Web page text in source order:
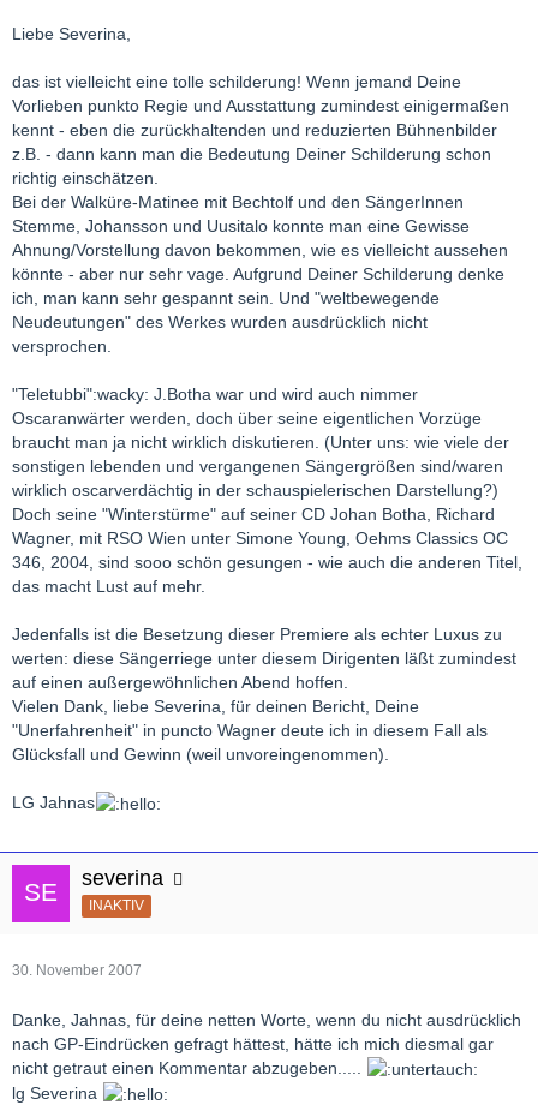
Liebe Severina,
das ist vielleicht eine tolle schilderung! Wenn jemand Deine
Vorlieben punkto Regie und Ausstattung zumindest einigermaßen
kennt - eben die zurückhaltenden und reduzierten Bühnenbilder
z.B. - dann kann man die Bedeutung Deiner Schilderung schon
richtig einschätzen.
Bei der Walküre-Matinee mit Bechtolf und den SängerInnen
Stemme, Johansson und Uusitalo konnte man eine Gewisse
Ahnung/Vorstellung davon bekommen, wie es vielleicht aussehen
könnte - aber nur sehr vage. Aufgrund Deiner Schilderung denke
ich, man kann sehr gespannt sein. Und "weltbewegende
Neudeutungen" des Werkes wurden ausdrücklich nicht
versprochen.
"Teletubbi":wacky: J.Botha war und wird auch nimmer
Oscaranwärter werden, doch über seine eigentlichen Vorzüge
braucht man ja nicht wirklich diskutieren. (Unter uns: wie viele der
sonstigen lebenden und vergangenen Sängergrößen sind/waren
wirklich oscarverdächtig in der schauspielerischen Darstellung?)
Doch seine "Winterstürme" auf seiner CD Johan Botha, Richard
Wagner, mit RSO Wien unter Simone Young, Oehms Classics OC
346, 2004, sind sooo schön gesungen - wie auch die anderen Titel,
das macht Lust auf mehr.
Jedenfalls ist die Besetzung dieser Premiere als echter Luxus zu
werten: diese Sängerriege unter diesem Dirigenten läßt zumindest
auf einen außergewöhnlichen Abend hoffen.
Vielen Dank, liebe Severina, für deinen Bericht, Deine
"Unerfahrenheit" in puncto Wagner deute ich in diesem Fall als
Glücksfall und Gewinn (weil unvoreingenommen).
LG Jahnas
severina
INAKTIV
30. November 2007
Danke, Jahnas, für deine netten Worte, wenn du nicht ausdrücklich
nach GP-Eindrücken gefragt hättest, hätte ich mich diesmal gar
nicht getraut einen Kommentar abzugeben.....
lg Severina